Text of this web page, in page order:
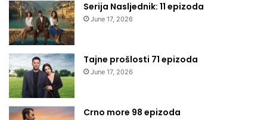
Serija Nasljednik: 11 epizoda
June 17, 2026
Tajne prošlosti 71 epizoda
June 17, 2026
Crno more 98 epizoda